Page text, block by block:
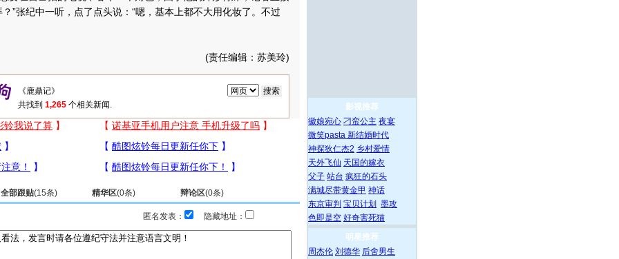
”张纪中一听，点了点头说：“嗯，基本上都不大用化妆了。不过
(责任编辑：苏美玲)
共找到 1,265 个相关新闻.
全部跟贴(15条) 精华区(0条) 辩论区(0条)
匿名发表： 隐藏地址：
影视推荐
徽娘宛心 刁蛮公主 夜宴
微笑pasta 新结婚时代
神探狄仁杰2 乡村爱情
天外飞仙 天国的嫁衣
父子 站台 疯狂的石头
满城尽带黄金甲 神话
东京审判 宝贝计划
墨攻
色即是空 好奇害死猫
明星推荐
周杰伦 刘德华 后舍男生